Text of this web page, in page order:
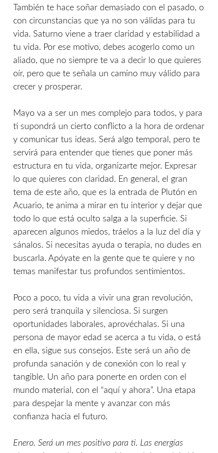
También te hace soñar demasiado con el pasado, o
con circunstancias que ya no son válidas para tu
vida. Saturno viene a traer claridad y estabilidad a
tu vida. Por ese motivo, debes acogerlo como un
aliado, que no siempre te va a decir lo que quieres
oír, pero que te señala un camino muy válido para
crecer y prosperar.
Mayo va a ser un mes complejo para todos, y para
ti supondrá un cierto conflicto a la hora de ordenar
y comunicar tus ideas. Será algo temporal, pero te
servirá para entender que tienes que poner más
estructura en tu vida, organizarte mejor. Expresar
lo que quieres con claridad. En general, el gran
tema de este año, que es la entrada de Plutón en
Acuario, te anima a mirar en tu interior y dejar que
todo lo que está oculto salga a la superficie. Si
aparecen algunos miedos, tráelos a la luz del día y
sánalos. Si necesitas ayuda o terapia, no dudes en
buscarla. Apóyate en la gente que te quiere y no
temas manifestar tus profundos sentimientos.
Poco a poco, tu vida a vivir una gran revolución,
pero será tranquila y silenciosa. Si surgen
oportunidades laborales, aprovéchalas. Si una
persona de mayor edad se acerca a tu vida, o está
en ella, sigue sus consejos. Este será un año de
profunda sanación y de conexión con lo real y
tangible. Un año para ponerte en orden con el
mundo material, con el “aquí y ahora”. Una etapa
para despejar la mente y avanzar con más
confianza hacia el futuro.
Enero. Será un mes positivo para ti. Las energías